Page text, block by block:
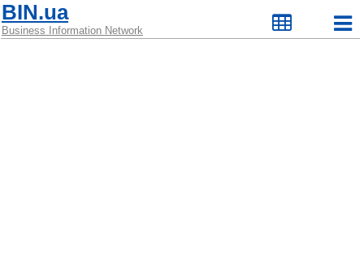
BIN.ua
Business Information Network